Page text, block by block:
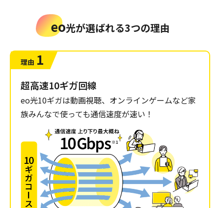
eo光が選ばれる3つの理由
理由 1
超高速10ギガ回線
eo光10ギガは動画視聴、オンラインゲームなど家
族みんなで使っても通信速度が速い！